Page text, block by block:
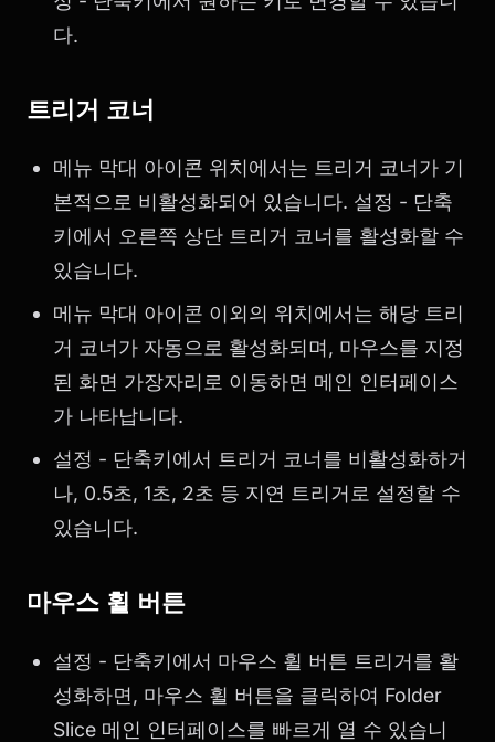
다.
트리거 코너
메뉴 막대 아이콘 위치에서는 트리거 코너가 기
본적으로 비활성화되어 있습니다. 설정 - 단축
키에서 오른쪽 상단 트리거 코너를 활성화할 수
있습니다.
메뉴 막대 아이콘 이외의 위치에서는 해당 트리
거 코너가 자동으로 활성화되며, 마우스를 지정
된 화면 가장자리로 이동하면 메인 인터페이스
가 나타납니다.
설정 - 단축키에서 트리거 코너를 비활성화하거
나, 0.5초, 1초, 2초 등 지연 트리거로 설정할 수
있습니다.
마우스 휠 버튼
설정 - 단축키에서 마우스 휠 버튼 트리거를 활
성화하면, 마우스 휠 버튼을 클릭하여 Folder
Slice 메인 인터페이스를 빠르게 열 수 있습니